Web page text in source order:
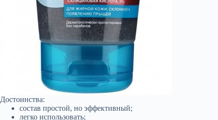
Достоинства:
состав простой, но эффективный;
легко использовать;